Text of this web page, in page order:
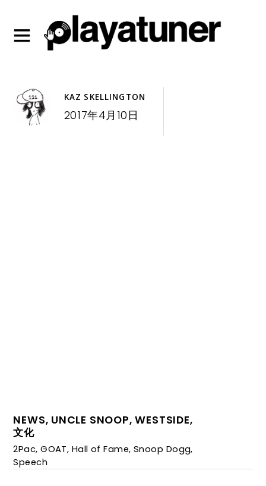
KAZ SKELLINGTON
2017年4月10日
NEWS, UNCLE SNOOP,WESTSIDE,
文化
2Pac,GOAT, Hall of Fame, Snoop Dogg,
Speech